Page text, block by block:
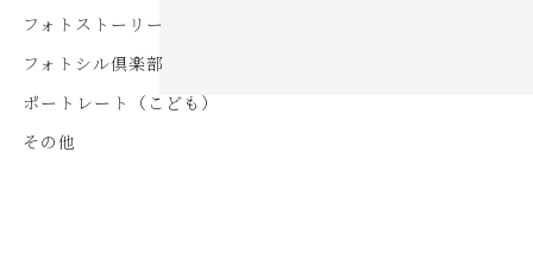
フォトストーリー
フォトシル倶楽部
ポートレート（こども）
その他